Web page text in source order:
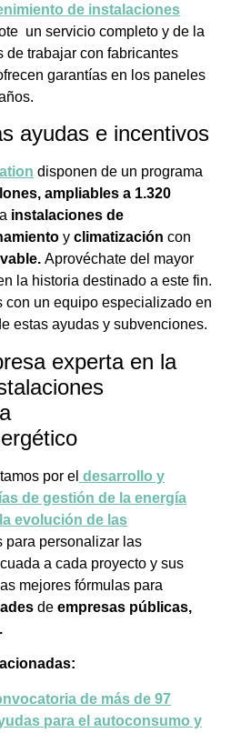
de instalaciones
un servicio completo y de la
de trabajar con fabricantes
garantías en los paneles
ayudas e incentivos
disponen de un programa
ampliables a 1.320
instalaciones de
y climatización con
Aprovéchate del mayor
la historia destinado a este fin.
con un equipo especializado en
estas ayudas y subvenciones.
experta en la
por el desarrollo y
de gestión de la energía
evolución de las
para personalizar las
a cada proyecto y sus
mejores fórmulas para
de empresas públicas,
de más de 97
para el autoconsumo y